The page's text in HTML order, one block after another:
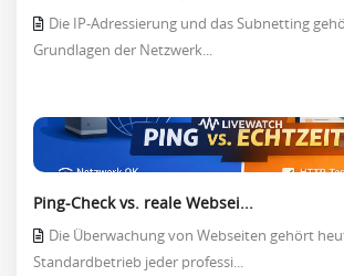
Die IP-Adressierung und das Subnetting
Grundlagen der Netzwerk...
Ping-Check vs. reale Websei...
Die Überwachung von Webseiten gehört
Standardbetrieb jeder professi...